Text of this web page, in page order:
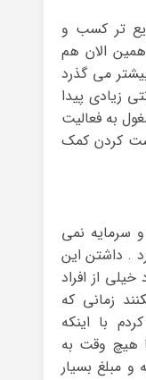
تر کسب و
الان هم
می گذرد
زیادی پیدا
به فعالیت
کردن کمک
سرمایه نمی
. داشتن این
از افراد
زمانی که
با اینکه
هیچ وقت به
مبلغ بسیار